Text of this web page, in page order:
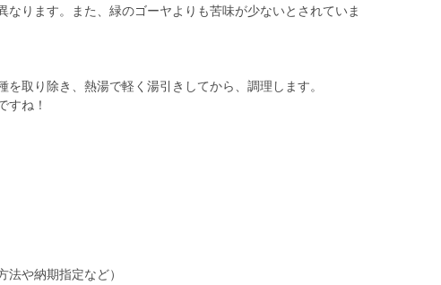
なります。また、緑のゴーヤよりも苦味が少ないとされていま
取り除き、熱湯で軽く湯引きしてから、調理します。
すね！
や納期指定など）